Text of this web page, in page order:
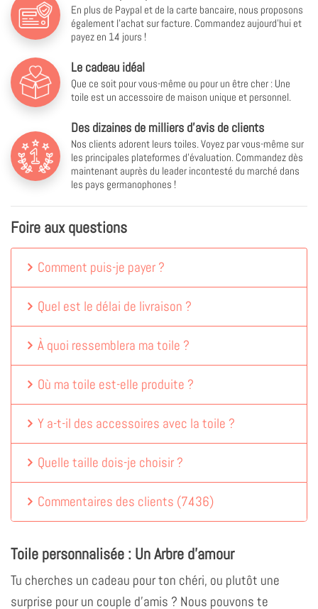
En plus de Paypal et de la carte bancaire, nous proposons
également l'achat sur facture. Commandez aujourd'hui et
payez en 14 jours !
Le cadeau idéal
Que ce soit pour vous-même ou pour un être cher : Une
toile est un accessoire de maison unique et personnel.
Des dizaines de milliers d'avis de clients
Nos clients adorent leurs toiles. Voyez par vous-même sur
les principales plateformes d'évaluation. Commandez dès
maintenant auprès du leader incontesté du marché dans
les pays germanophones !
Foire aux questions
Comment puis-je payer ?
Quel est le délai de livraison ?
À quoi ressemblera ma toile ?
Où ma toile est-elle produite ?
Y a-t-il des accessoires avec la toile ?
Quelle taille dois-je choisir ?
Commentaires des clients (7436)
Toile personnalisée : Un Arbre d'amour
Tu cherches un cadeau pour ton chéri, ou plutôt une
surprise pour un couple d'amis ? Nous pouvons te